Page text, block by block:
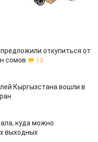
откупиться от
сомов
13
Кыргызстана вошли в
куда можно
выходных